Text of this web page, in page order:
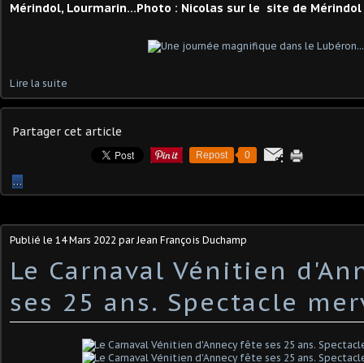
Mérindol, Lourmarin...Photo : Nicolas sur le site de Mérindol
Lire la suite
Partager cet article
Repost 0
…
Publié le 14 Mars 2022 par Jean François Duchamp
Le Carnaval Vénitien
ses 25 ans. Spectacle